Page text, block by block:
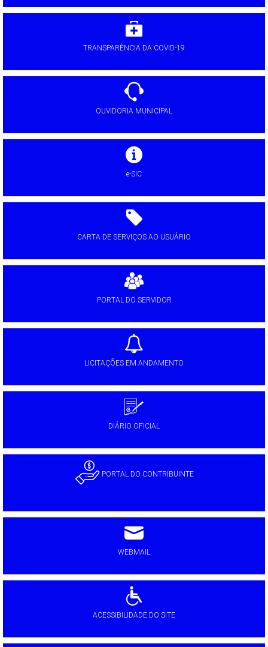
TRANSPARÊNCIA DA COVID-19
OUVIDORIA MUNICIPAL
e-SIC
CARTA DE SERVIÇOS AO USUÁRIO
PORTAL DO SERVIDOR
LICITAÇÕES EM ANDAMENTO
DIÁRIO OFICIAL
PORTAL DO CONTRIBUINTE
WEBMAIL
ACESSIBILIDADE DO SITE